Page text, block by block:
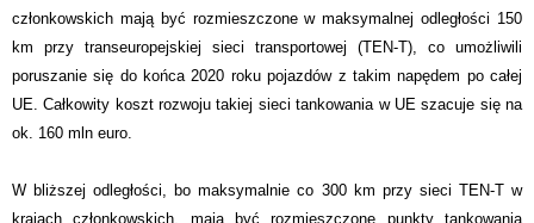
członkowskich mają być rozmieszczone w maksymalnej odległości 150
km przy transeuropejskiej sieci transportowej (TEN-T), co umożliwili
poruszanie się do końca 2020 roku pojazdów z takim napędem po całej
UE. Całkowity koszt rozwoju takiej sieci tankowania w UE szacuje się na
ok. 160 mln euro.
W bliższej odległości, bo maksymalnie co 300 km przy sieci TEN-T w
krajach członkowskich, mają być rozmieszczone punkty tankowania